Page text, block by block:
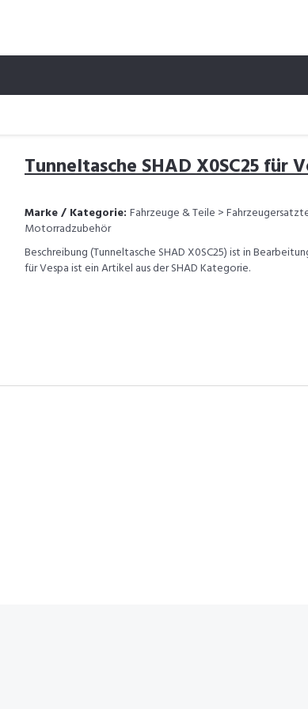
Tunneltasche SHAD X0SC25 für
Marke / Kategorie: Fahrzeuge & Teile >
Motorradzubehör
Beschreibung (Tunneltasche SHAD X0SC25) ist in
für Vespa ist ein Artikel aus der SHAD Kategorie.